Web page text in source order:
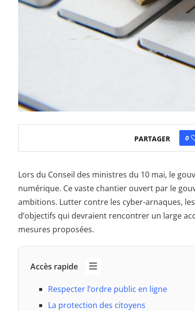
PARTAGER 0
Lors du Conseil des ministres du 10 mai, le
numérique. Ce vaste chantier ouvert par le
ambitions. Lutter contre les cyber-arnaques,
d’objectifs qui devraient rencontrer un large
mesures proposées.
Accès rapide
Respecter l’ordre public en ligne
La protection des citoyens